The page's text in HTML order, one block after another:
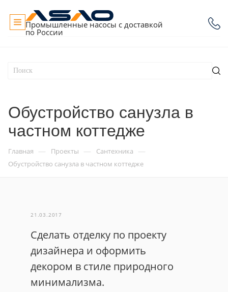
Промышленные насосы с доставкой
по России
Обустройство санузла в
частном коттедже
Главная — Проекты — Сантехника —
Обустройство санузла в частном коттедже
21.03.2017
Сделать отделку по проекту
дизайнера и оформить
декором в стиле природного
минимализма.